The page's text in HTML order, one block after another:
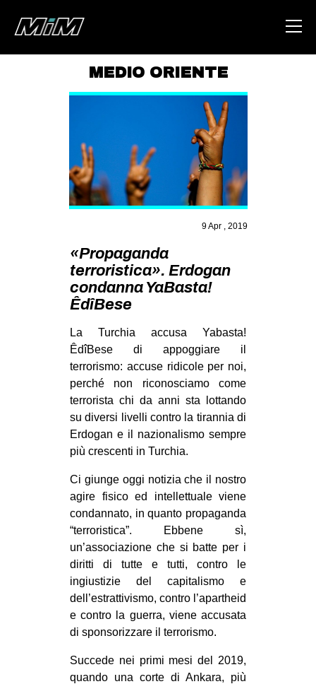
AREA
DEGENERAZIONE
GAZA FREESTYLE
CSOA LAMBRETTA
MSM
STUDENTI TSUNAMI
ZAM
MOBILITAZIONI
SPAZI
SPORT POPOLARE
AMBIENTE
ANTIFASCISMO
DIRITTO ALL’ABITARE
GENERI
MIGRAZIONI
PRECARIATO
REPRESSIONE
STUDENTI
ARTE
MEDIO ORIENTE
9 Apr , 2019
«Propaganda
terroristica». Erdogan
condanna YaBasta!
ÊdîBese
La Turchia accusa Yabasta!
ÊdîBese di appoggiare il
terrorismo: accuse ridicole per noi,
perché non riconosciamo come
terrorista chi da anni sta lottando
su diversi livelli contro la tirannia di
Erdogan e il nazionalismo sempre
più crescenti in Turchia.
Ci giunge oggi notizia che il nostro
agire fisico ed intellettuale viene
condannato, in quanto propaganda
“terroristica”. Ebbene sì,
un’associazione che si batte per i
diritti di tutte e tutti, contro le
ingiustizie del capitalismo e
dell’estrattivismo, contro l’apartheid
e contro la guerra, viene accusata
di sponsorizzare il terrorismo.
Succede nei primi mesi del 2019,
quando una corte di Ankara, più